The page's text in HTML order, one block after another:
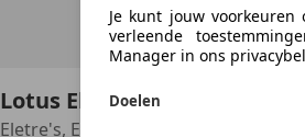
Lotus Eletre
Eletre's, Emeya's, Emira's
Je kunt jouw
verleende
Manager in ons
Doelen